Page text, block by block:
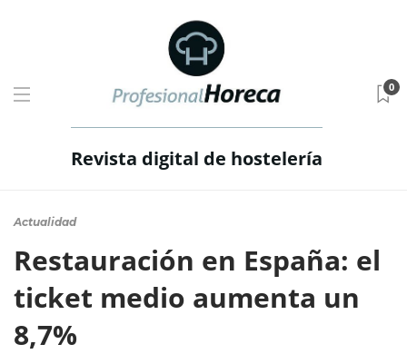
Revista digital de hostelería
0
Actualidad
Restauración en España: el
ticket medio aumenta un
8,7%